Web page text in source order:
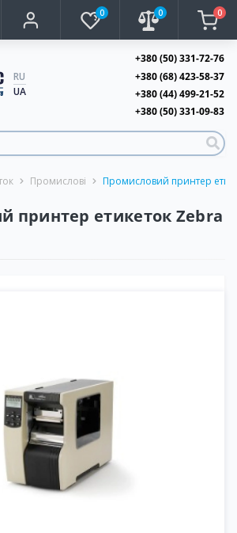
0 0 0
RU
UA
+380 (50) 331-72-76
+380 (68) 423-58-37
+380 (44) 499-21-52
+380 (50) 331-09-83
Промислові Промисловий принтер
принтер етикеток Zebra